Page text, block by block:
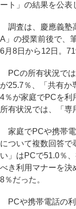
ート」の結果を公表
調査は、慶應義塾
A」の授業前後で、
6月8日から12日。
PCの所有状況では
が25.7％、「共有か
4％が家庭でPCを利
所有状況では、「専
家庭でPCや携帯電
について複数回答で
い」はPCで51.0％
べき利用マナーを決
8％だった。
PCや携帯電話の利